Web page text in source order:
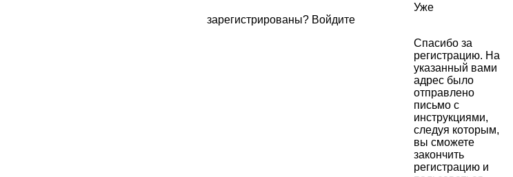
Уже
зарегистрированы? Войдите
Спасибо за
регистрацию. На
указанный вами
адрес было
отправлено
письмо с
инструкциями,
следуя которым,
вы сможете
закончить
регистрацию и